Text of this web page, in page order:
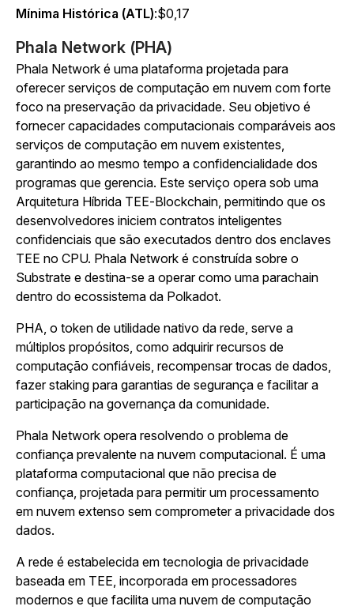
Mínima Histórica (ATL):$0,17
Phala Network (PHA)
Phala Network é uma plataforma projetada para
oferecer serviços de computação em nuvem com forte
foco na preservação da privacidade. Seu objetivo é
fornecer capacidades computacionais comparáveis aos
serviços de computação em nuvem existentes,
garantindo ao mesmo tempo a confidencialidade dos
programas que gerencia. Este serviço opera sob uma
Arquitetura Híbrida TEE-Blockchain, permitindo que os
desenvolvedores iniciem contratos inteligentes
confidenciais que são executados dentro dos enclaves
TEE no CPU. Phala Network é construída sobre o
Substrate e destina-se a operar como uma parachain
dentro do ecossistema da Polkadot.
PHA, o token de utilidade nativo da rede, serve a
múltiplos propósitos, como adquirir recursos de
computação confiáveis, recompensar trocas de dados,
fazer staking para garantias de segurança e facilitar a
participação na governança da comunidade.
Phala Network opera resolvendo o problema de
confiança prevalente na nuvem computacional. É uma
plataforma computacional que não precisa de
confiança, projetada para permitir um processamento
em nuvem extenso sem comprometer a privacidade dos
dados.
A rede é estabelecida em tecnologia de privacidade
baseada em TEE, incorporada em processadores
modernos e que facilita uma nuvem de computação